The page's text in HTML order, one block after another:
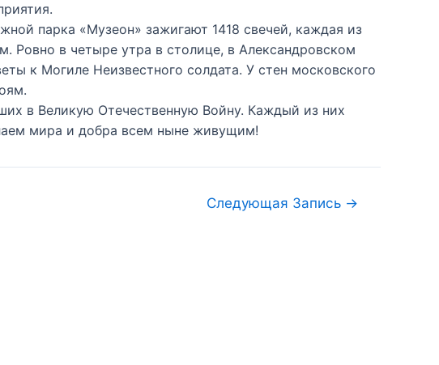
парка «Музеон» зажигают 1418 свечей, каждая из
Ровно в четыре утра в столице, в Александровском
к Могиле Неизвестного солдата. У стен московского
в Великую Отечественную Войну. Каждый из них
мира и добра всем ныне живущим!
Следующая Запись →